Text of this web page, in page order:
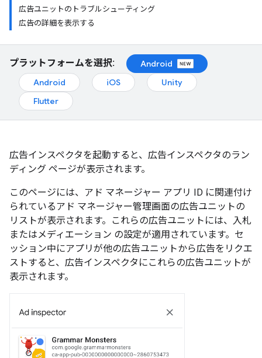
広告ユニットのトラブルシューティング
広告の詳細を表示する
プラットフォームを選択:
Android
Android
iOS
Unity
Flutter
広告インスペクタを起動すると、広告インスペクタのラン
ディング ページが表示されます。
このページには、アド マネージャー アプリ ID に関連付け
られているアド マネージャー管理画面の広告ユニットの
リストが表示されます。これらの広告ユニットには、入札
またはメディエーション の設定が適用されています。セ
ッション中にアプリが他の広告ユニットから広告をリクエ
ストすると、広告インスペクタにこれらの広告ユニットが
表示されます。